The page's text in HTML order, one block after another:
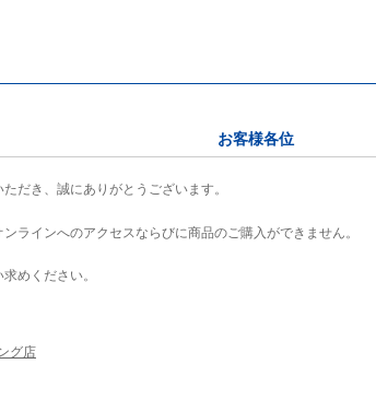
お客様各位
だき、誠にありがとうございます。
ラインへのアクセスならびに商品のご購入ができません。
めください。
グ店